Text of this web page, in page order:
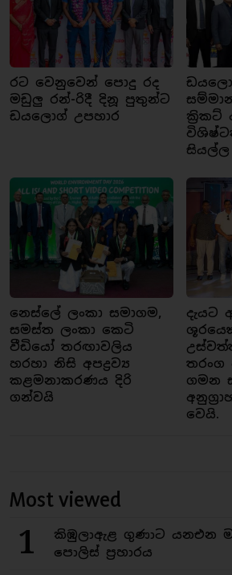
රට වෙනුවෙන් පොදු රද
මඩුලු රන්-රිදී දිනූ පුතුන්ට
ඩයලොග් උපහාර
ක්‍රිකට්
සියල්ල
නෙස්ලේ ලංකා සමාගම,
සමස්ත ලංකා කෙටි
වීඩියෝ තරඟාවලිය
හරහා නිසි අපද්‍රව්‍ය
කළමනාකරණය දිරි
ගන්වයි
දැයට
තරංග
ගමන
වෙයි.
Most viewed
1
කිඹුලාඇළ ගුණාට යනඑන
පොලිස් ප්‍රහාරය